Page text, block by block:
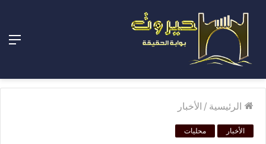
الرئيسية / الأخبار
الأخبار محليات